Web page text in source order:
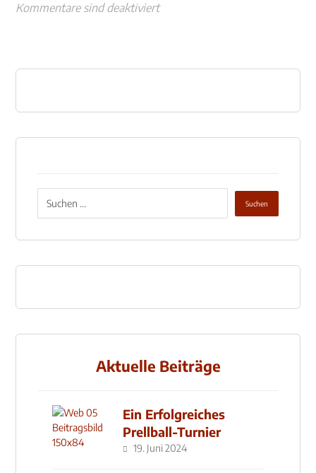
Kommentare sind deaktiviert
Aktuelle Beiträge
Ein Erfolgreiches
Prellball-Turnier
19. Juni 2024